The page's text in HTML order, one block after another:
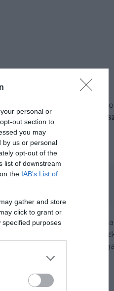
personal or
out section to
you may
by us or personal
opt-out of the
list of downstream
the IAB’s List of
gather and store
click to grant or
purposes
a
élének igazítására
ritkának számít. A
zápfogából készült élező
a
IFLScience.